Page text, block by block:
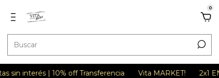
0
sin interés | 10% off Transferencia Vita MARKET! 2x1